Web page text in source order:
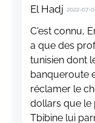
El Hadj 2022-07-
C'est connu,
a que des
tunisien dont
banqueroute
réclamer le
dollars que le
Tbibine lui